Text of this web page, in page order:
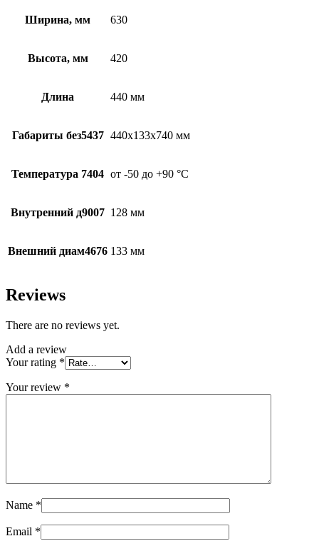
Ширина, мм 630
Высота, мм 420
Длина 440 мм
Габариты без5437 440х133х740 мм
Температура 7404 от -50 до +90 °С
Внутренний д9007 128 мм
Внешний диам4676 133 мм
Reviews
There are no reviews yet.
Add a review
Your rating *
Your review *
Name *
Email *